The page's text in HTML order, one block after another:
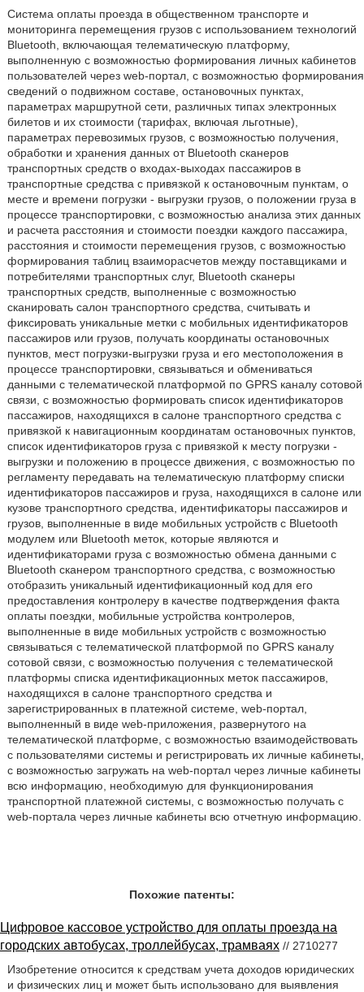
Система оплаты проезда в общественном транспорте и
мониторинга перемещения грузов с использованием технологий
Bluetooth, включающая телематическую платформу,
выполненную с возможностью формирования личных кабинетов
пользователей через web-портал, с возможностью формирования
сведений о подвижном составе, остановочных пунктах,
параметрах маршрутной сети, различных типах электронных
билетов и их стоимости (тарифах, включая льготные),
параметрах перевозимых грузов, с возможностью получения,
обработки и хранения данных от Bluetooth сканеров
транспортных средств о входах-выходах пассажиров в
транспортные средства с привязкой к остановочным пунктам, о
месте и времени погрузки - выгрузки грузов, о положении груза в
процессе транспортировки, с возможностью анализа этих данных
и расчета расстояния и стоимости поездки каждого пассажира,
расстояния и стоимости перемещения грузов, с возможностью
формирования таблиц взаиморасчетов между поставщиками и
потребителями транспортных слуг, Bluetooth сканеры
транспортных средств, выполненные с возможностью
сканировать салон транспортного средства, считывать и
фиксировать уникальные метки с мобильных идентификаторов
пассажиров или грузов, получать координаты остановочных
пунктов, мест погрузки-выгрузки груза и его местоположения в
процессе транспортировки, связываться и обмениваться
данными с телематической платформой по GPRS каналу сотовой
связи, с возможностью формировать список идентификаторов
пассажиров, находящихся в салоне транспортного средства с
привязкой к навигационным координатам остановочных пунктов,
список идентификаторов груза с привязкой к месту погрузки -
выгрузки и положению в процессе движения, с возможностью по
регламенту передавать на телематическую платформу списки
идентификаторов пассажиров и груза, находящихся в салоне или
кузове транспортного средства, идентификаторы пассажиров и
грузов, выполненные в виде мобильных устройств с Bluetooth
модулем или Bluetooth меток, которые являются и
идентификаторами груза с возможностью обмена данными с
Bluetooth сканером транспортного средства, с возможностью
отобразить уникальный идентификационный код для его
предоставления контролеру в качестве подтверждения факта
оплаты поездки, мобильные устройства контролеров,
выполненные в виде мобильных устройств с возможностью
связываться с телематической платформой по GPRS каналу
сотовой связи, с возможностью получения с телематической
платформы списка идентификационных меток пассажиров,
находящихся в салоне транспортного средства и
зарегистрированных в платежной системе, web-портал,
выполненный в виде web-приложения, развернутого на
телематической платформе, с возможностью взаимодействовать
с пользователями системы и регистрировать их личные кабинеты,
с возможностью загружать на web-портал через личные кабинеты
всю информацию, необходимую для функционирования
транспортной платежной системы, с возможностью получать с
web-портала через личные кабинеты всю отчетную информацию.
Похожие патенты:
Цифровое кассовое устройство для оплаты проезда на
городских автобусах, троллейбусах, трамваях // 2710277
Изобретение относится к средствам учета доходов юридических
и физических лиц и может быть использовано для выявления